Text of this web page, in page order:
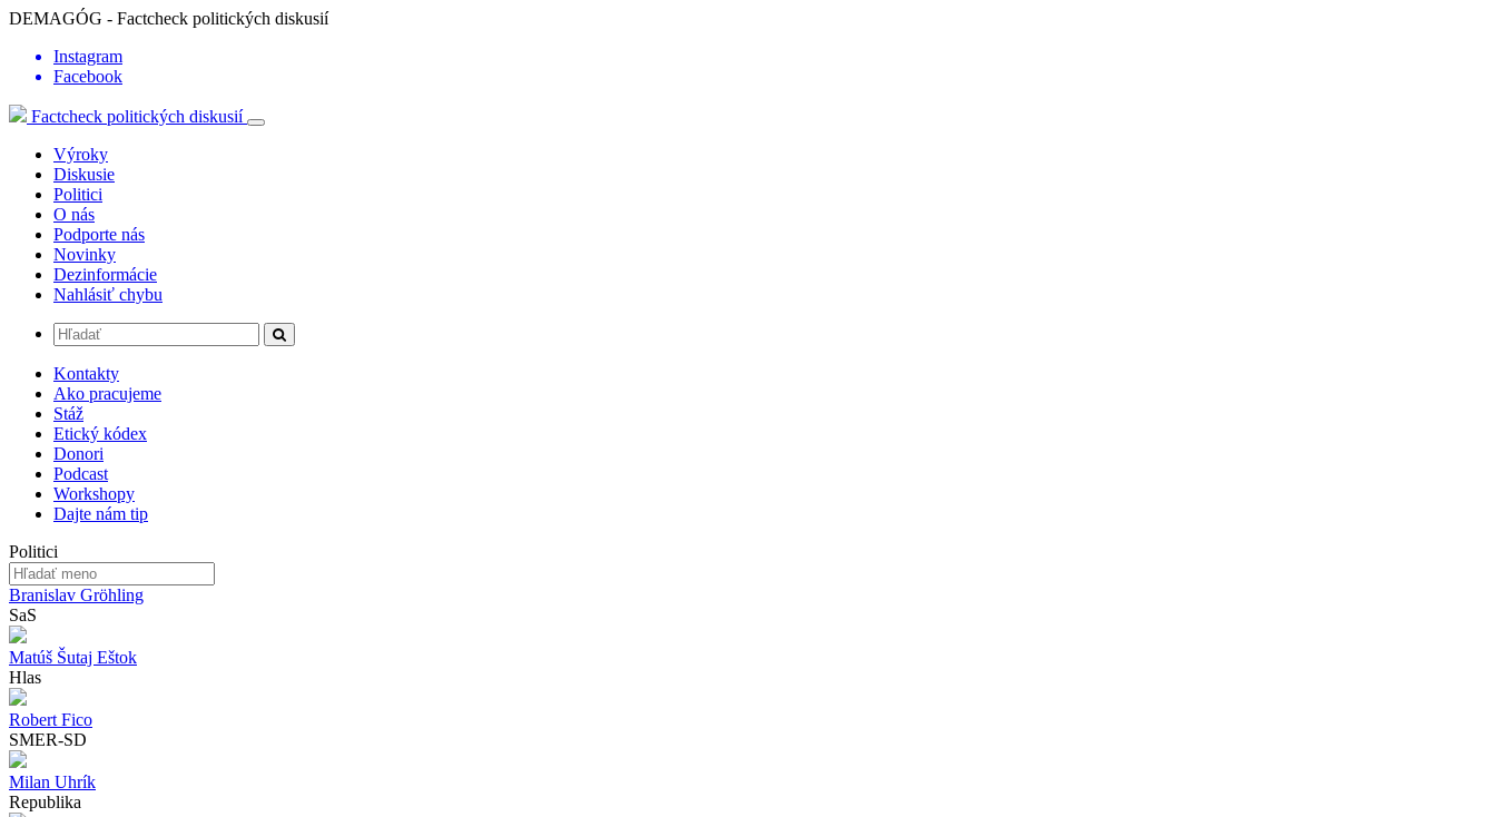
DEMAGÓG - Factcheck politických diskusií
Instagram
Facebook
Factcheck politických diskusií
Výroky
Diskusie
Politici
O nás
Podporte nás
Novinky
Dezinformácie
Nahlásiť chybu
Kontakty
Ako pracujeme
Stáž
Etický kódex
Donori
Podcast
Workshopy
Dajte nám tip
Politici
Branislav Gröhling
SaS
Matúš Šutaj Eštok
Hlas
Robert Fico
SMER-SD
Milan Uhrík
Republika